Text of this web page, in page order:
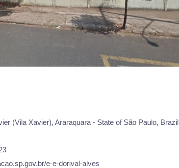
(Vila Xavier), Araraquara - State of São Paulo, Brazil
e-e-dorival-alves